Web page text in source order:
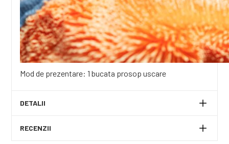
Mod de prezentare: 1 bucata prosop uscare
DETALII
RECENZII